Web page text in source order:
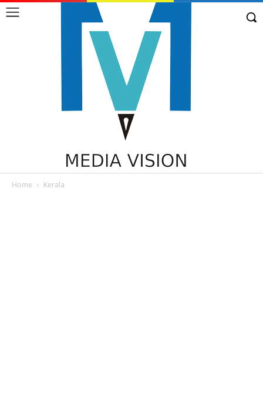
Home Kerala